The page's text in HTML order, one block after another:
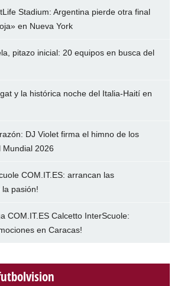
Stadium: Argentina pierde otra final
en Nueva York
pitazo inicial: 20 equipos en busca del
y la histórica noche del Italia-Haití en
DJ Violet firma el himno de los
Mundial 2026
COM.IT.ES: arrancan las
pasión!
COM.IT.ES Calcetto InterScuole:
en Caracas!